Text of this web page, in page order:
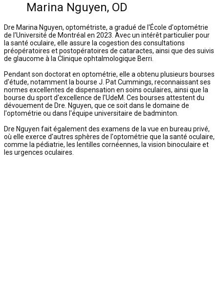
Marina Nguyen, OD
Dre Marina Nguyen, optométriste, a gradué de l'École d'optométrie
de l'Université de Montréal en 2023. Avec un intérêt particulier pour
la santé oculaire, elle assure la cogestion des consultations
préopératoires et postopératoires de cataractes, ainsi que des suivis
de glaucome à la Clinique ophtalmologique Berri.
Pendant son doctorat en optométrie, elle a obtenu plusieurs bourses
d'étude, notamment la bourse J. Pat Cummings, reconnaissant ses
normes excellentes de dispensation en soins oculaires, ainsi que la
bourse du sport d'excellence de l'UdeM. Ces bourses attestent du
dévouement de Dre. Nguyen, que ce soit dans le domaine de
l'optométrie ou dans l'équipe universitaire de badminton.
Dre Nguyen fait également des examens de la vue en bureau privé,
où elle exerce d'autres sphères de l'optométrie que la santé oculaire,
comme la pédiatrie, les lentilles cornéennes, la vision binoculaire et
les urgences oculaires.